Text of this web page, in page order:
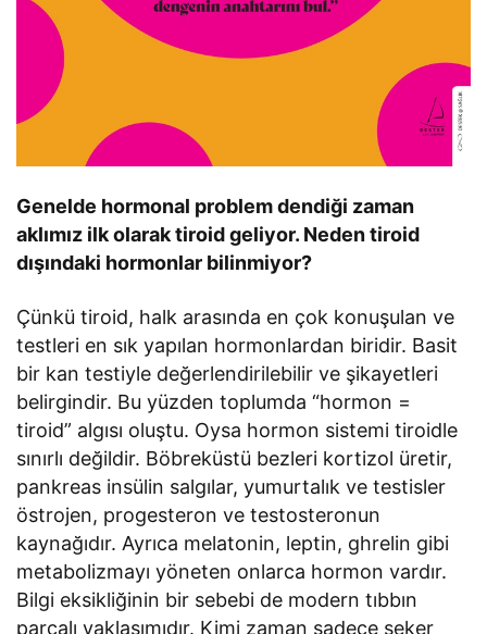
Genelde hormonal problem dendiği zaman
aklımız ilk olarak tiroid geliyor. Neden tiroid
dışındaki hormonlar bilinmiyor?
Çünkü tiroid, halk arasında en çok konuşulan ve
testleri en sık yapılan hormonlardan biridir. Basit
bir kan testiyle değerlendirilebilir ve şikayetleri
belirgindir. Bu yüzden toplumda “hormon =
tiroid” algısı oluştu. Oysa hormon sistemi tiroidle
sınırlı değildir. Böbreküstü bezleri kortizol üretir,
pankreas insülin salgılar, yumurtalık ve testisler
östrojen, progesteron ve testosteronun
kaynağıdır. Ayrıca melatonin, leptin, ghrelin gibi
metabolizmayı yöneten onlarca hormon vardır.
Bilgi eksikliğinin bir sebebi de modern tıbbın
parçalı yaklaşımıdır. Kimi zaman sadece şeker